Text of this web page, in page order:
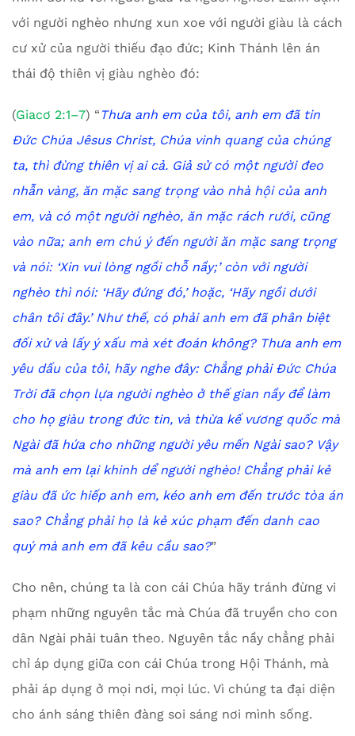
với người nghèo nhưng xun xoe với người giàu là cách
cư xử của người thiếu đạo đức; Kinh Thánh lên án
thái độ thiên vị giàu nghèo đó:
(Giacơ 2:1–7) “ Thưa anh em của tôi, anh em đã tin
Đức Chúa Jêsus Christ, Chúa vinh quang của chúng
ta, thì đừng thiên vị ai cả. Giả sử có một người đeo
nhẫn vàng, ăn mặc sang trọng vào nhà hội của anh
em, và có một người nghèo, ăn mặc rách rưới, cũng
vào nữa; anh em chú ý đến người ăn mặc sang trọng
và nói: ‘Xin vui lòng ngồi chỗ nầy;’ còn với người
nghèo thì nói: ‘Hãy đứng đó,’ hoặc, ‘Hãy ngồi dưới
chân tôi đây.’ Như thế, có phải anh em đã phân biệt
đối xử và lấy ý xấu mà xét đoán không? Thưa anh em
yêu dấu của tôi, hãy nghe đây: Chẳng phải Đức Chúa
Trời đã chọn lựa người nghèo ở thế gian nầy để làm
cho họ giàu trong đức tin, và thừa kế vương quốc mà
Ngài đã hứa cho những người yêu mến Ngài sao? Vậy
mà anh em lại khinh dể người nghèo! Chẳng phải kẻ
giàu đã ức hiếp anh em, kéo anh em đến trước tòa án
sao? Chẳng phải họ là kẻ xúc phạm đến danh cao
quý mà anh em đã kêu cầu sao?”
Cho nên, chúng ta là con cái Chúa hãy tránh đừng vi
phạm những nguyên tắc mà Chúa đã truyền cho con
dân Ngài phải tuân theo. Nguyên tắc nầy chẳng phải
chỉ áp dụng giữa con cái Chúa trong Hội Thánh, mà
phải áp dụng ở mọi nơi, mọi lúc. Vì chúng ta đại diện
cho ánh sáng thiên đàng soi sáng nơi mình sống.